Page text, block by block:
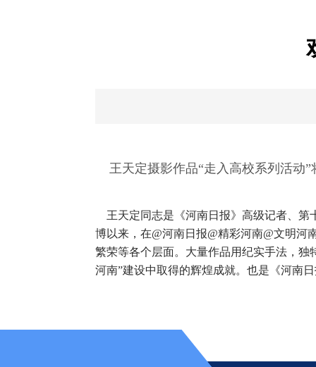
王天定摄影作品“走入高校系列活动”
王天定同志是《河南日报》高级记者、第
博以来，在@河南日报@精彩河南@文明
繁荣等各个层面。大量作品用纪实手法，
河南”建设中取得的辉煌成就。也是《河南